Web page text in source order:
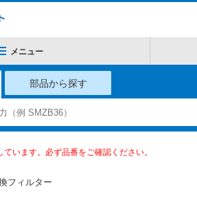
メニュー
部品から探す
います。必ず品番をご確認ください。
フィルター